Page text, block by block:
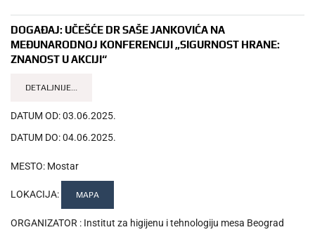
DOGAĐAJ: UČEŠĆE DR SAŠE JANKOVIĆA NA
MEĐUNARODNOJ KONFERENCIJI „SIGURNOST HRANE:
ZNANOST U AKCIJI“
DETALJNIJE...
DATUM OD:03.06.2025.
DATUM DO:04.06.2025.
MESTO: Mostar
LOKACIJA: MAPA
ORGANIZATOR : Institut za higijenu i tehnologiju mesa Beograd